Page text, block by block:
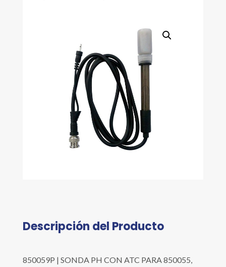
Descripción del Producto
850059P | SONDA PH CON ATC PARA 850055,